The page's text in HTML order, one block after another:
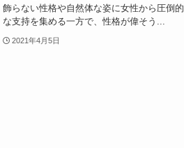
飾らない性格や自然体な姿に女性から圧倒的
な支持を集める一方で、性格が偉そう...
2021年4月5日